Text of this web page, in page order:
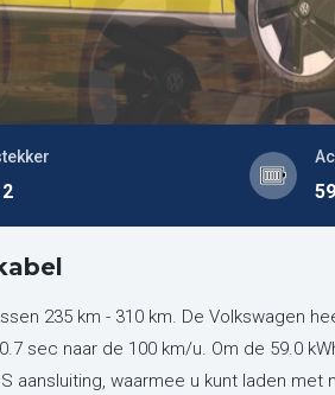
235 km - 310 km. De Volkswagen
sec naar de 100 km/u. Om de 59.0
waarmee u kunt laden met